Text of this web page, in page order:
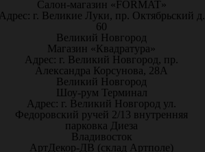
Салон-магазин «FORMAT»
г. Великие Луки, пр. Октябрьский д.
60
Великий Новгород
Магазин «Квадратура»
Адрес: г. Великий Новгород, пр.
Александра Корсунова, 28А
Великий Новгород
Шоу-рум Терминал
Адрес: г. Великий Новгород ул.
Федоровский ручей 2/13 внутренняя
парковка Диеза
Владивосток
АртДекор-ДВ (склад Артполе)